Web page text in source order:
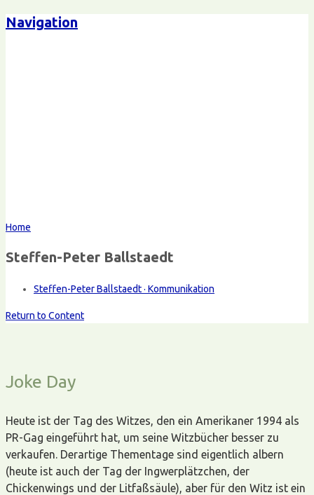
Navigation
Home
Steffen-Peter Ballstaedt
Steffen-Peter Ballstaedt · Kommunikation
Return to Content
Joke Day
Heute ist der Tag des Witzes, den ein Amerikaner 1994 als
PR-Gag eingeführt hat, um seine Witzbücher besser zu
verkaufen. Derartige Thementage sind eigentlich albern
(heute ist auch der Tag der Ingwerplätzchen, der
Chickenwings und der Litfaßsäule), aber für den Witz ist ein